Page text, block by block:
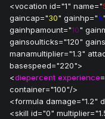
<vocation id="1" name="
gaincap="30" gainhp="5
gainhpamount="10"
gainsoulticks="120"
manamultiplier="1.3"
basespeed="220">
<diepercent experience
container="100"/>
<formula damage="1.2"
<skill id="0"